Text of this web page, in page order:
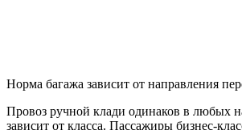
Норма багажа зависит от направления
Провоз ручной клади одинаков в любых
зависит от класса. Пассажиры бизнес-